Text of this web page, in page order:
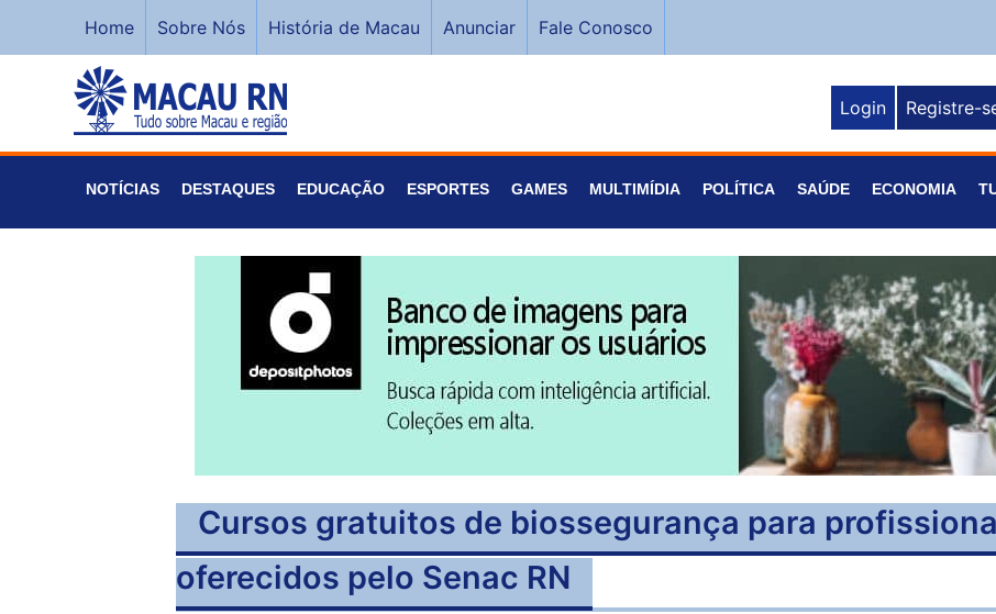
Home Sobre Nós História de Macau Anunciar Fale Conosco
Login Registre-
NOTÍCIAS DESTAQUES EDUCAÇÃO ESPORTES GAMES MULTIMÍDIA POLÍTICA SAÚDE ECONOMIA
Cursos gratuitos de biossegurança para
oferecidos pelo Senac RN